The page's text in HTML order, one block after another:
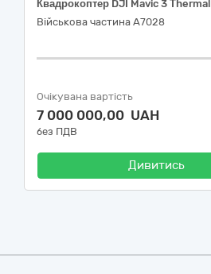
Квадрокоптер DJI Mavic 3 Тhermal
Військова частина А7028
Очікувана вартість
7 000 000,00 UAH
без ПДВ
Дивитись